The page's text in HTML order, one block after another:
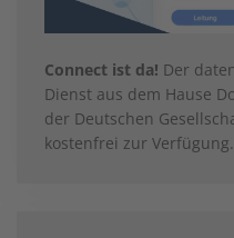
Connect ist da! Der
Dienst aus dem Hause
der Deutschen
kostenfrei zur Verfügung.